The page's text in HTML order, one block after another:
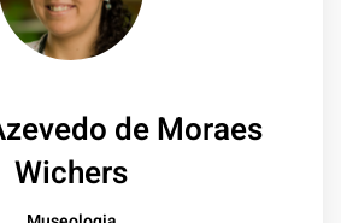
de Moraes
Wichers